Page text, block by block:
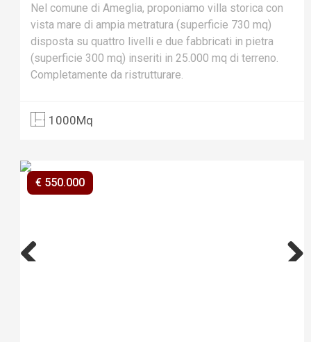
Nel comune di Ameglia, proponiamo villa storica con
vista mare di ampia metratura (superficie 730 mq)
disposta su quattro livelli e due fabbricati in pietra
(superficie 300 mq) inseriti in 25.000 mq di terreno.
Completamente da ristrutturare.
1000Mq
€ 550.000